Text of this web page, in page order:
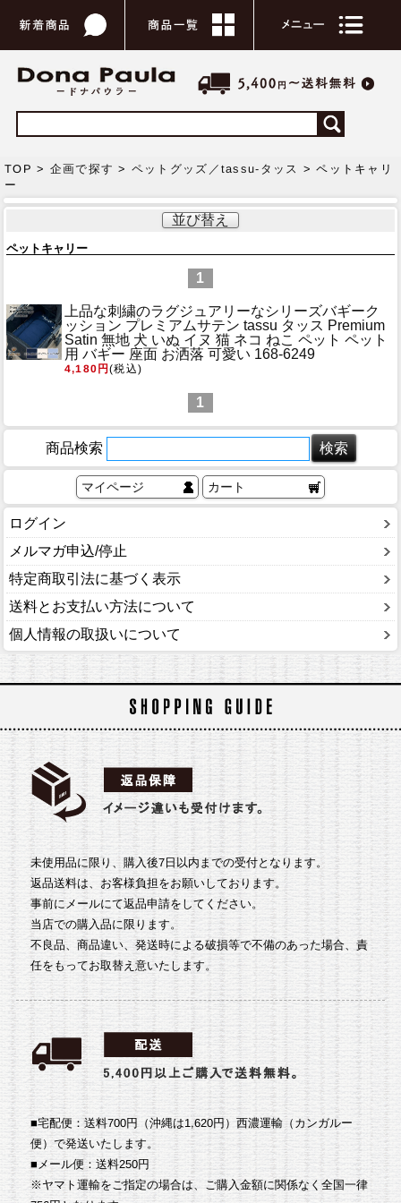
TOP > 企画で探す > ペットグッズ／tassu-タッス > ペットキャリ
ー
並び替え
ペットキャリー
1
上品な刺繍のラグジュアリーなシリーズバギーク
ッション プレミアムサテン tassu タッス Premium
Satin 無地 犬 いぬ イヌ 猫 ネコ ねこ ペット ペット
用 バギー 座面 お洒落 可愛い 168-6249
4,180円(税込)
1
商品検索
マイページ カート
ログイン
メルマガ申込/停止
特定商取引法に基づく表示
送料とお支払い方法について
個人情報の取扱いについて
未使用品に限り、購入後7日以内までの受付となります。
返品送料は、お客様負担をお願いしております。
事前にメールにて返品申請をしてください。
当店での購入品に限ります。
不良品、商品違い、発送時による破損等で不備のあった場合、責
任をもってお取替え意いたします。
■宅配便：送料700円（沖縄は1,620円）西濃運輸（カンガルー
便）で発送いたします。
■メール便：送料250円
※ヤマト運輸をご指定の場合は、ご購入金額に関係なく全国一律